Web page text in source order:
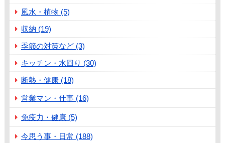
風水・植物 (5)
収納 (19)
季節の対策など (3)
キッチン・水回り (30)
断熱・健康 (18)
営業マン・仕事 (16)
免疫力・健康 (5)
今思う事・日常 (188)